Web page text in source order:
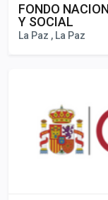
FONDO
Y SOCIAL
La Paz , La Paz